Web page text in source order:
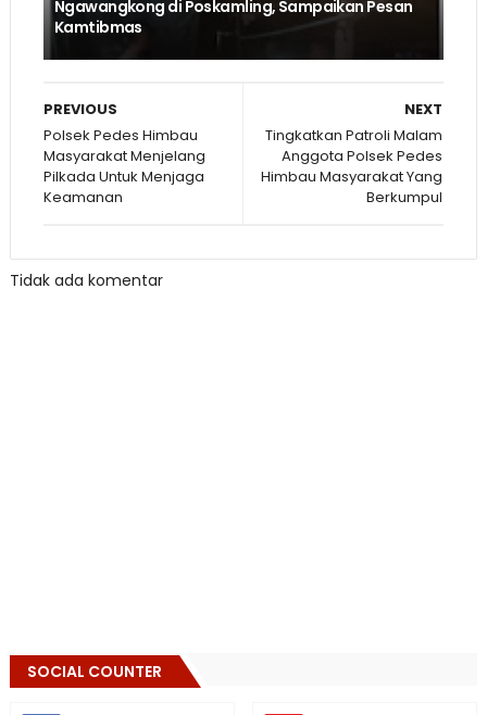
Ngawangkong di Poskamling, Sampaikan Pesan
Kamtibmas
NEXT
Tingkatkan Patroli Malam
Anggota Polsek Pedes
Himbau Masyarakat Yang
Berkumpul
PREVIOUS
Polsek Pedes Himbau
Masyarakat Menjelang
Pilkada Untuk Menjaga
Keamanan
Tidak ada komentar
SOCIAL COUNTER